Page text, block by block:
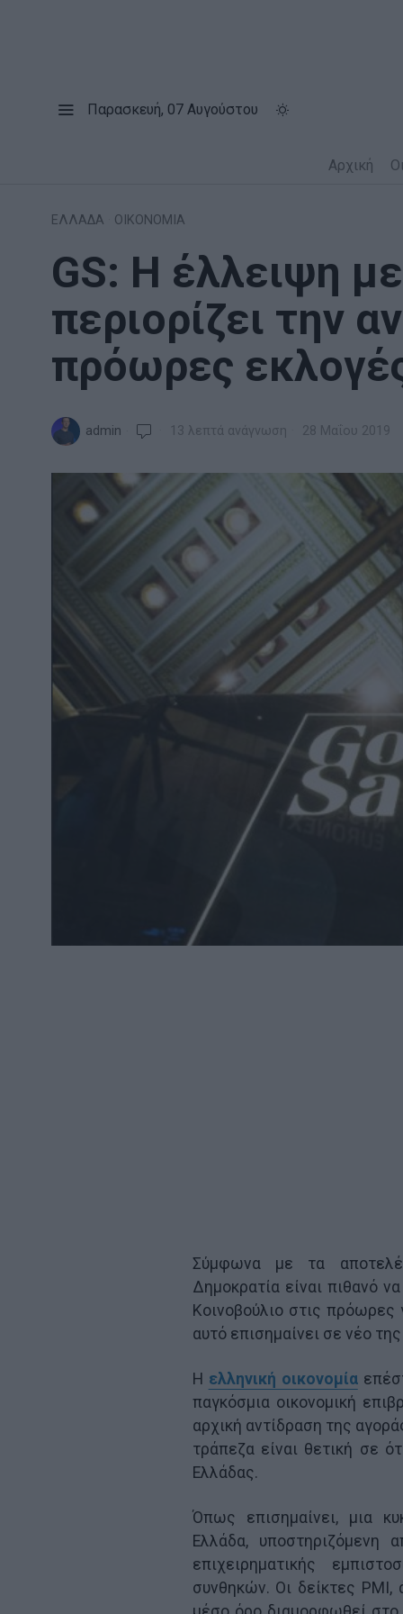
Παρασκευή, 07 Αυγούστου
Αρχική
ΕΛΛΑΔΑ ΟΙΚΟΝΟΜΙΑ
GS: H έλλειψη
περιορίζει την
πρόωρες
admin 13 λεπτά ανάγνωση 28 Μαΐου 2019
Σύμφωνα με τα
Δημοκρατία είναι πιθανό
Κοινοβούλιο στις
αυτό επισημαίνει σε νέο
Η ελληνική οικονομία
παγκόσμια οικονομική
αρχική αντίδραση της
τράπεζα είναι θετική σε
Ελλάδας.
Όπως επισημαίνει, μια
Ελλάδα, υποστηριζόμενη
επιχειρηματικής
συνθηκών. Οι δείκτες